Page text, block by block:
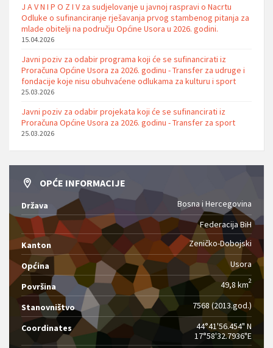
J A V N I P O Z I V za sudjelovanje u javnoj raspravi o Nacrtu
Odluke o sufinanciranje rješavanja prvog stambenog pitanja za
mlade obitelji na području Općine Usora u 2026. godini.
15.04.2026
Javni poziv za odabir programa koji će se sufinancirati iz
Proračuna Općine Usora za 2026. godinu - Transfer za udruge i
fondacije koje nisu obuhvaćene odlukama za kulturu i sport
25.03.2026
Javni poziv za odabir projekata koji će se sufinancirati iz
Proračuna Općine Usora za 2026. godinu - Transfer za sport
25.03.2026
OPĆE INFORMACIJE
Država
Bosna i Hercegovina
Federacija BiH
Kanton
Zeničko-Dobojski
Općina Usora
Površina 49,8 km2
Stanovništvo 7568 (2013.god.)
Coordinates
44°41'56.454" N
17°58'32.7936"E